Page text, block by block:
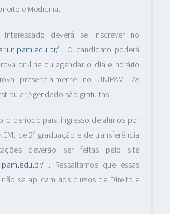
e Medicina.
deverá se inscrever no
. O candidato poderá
on-line ou agendar o dia e horário
presencialmente no UNIPAM. As
Agendado são gratuitas.
o período para ingresso de alunos por
de 2ª graduação e de transferência
deverão ser feitas pelo site
. Ressaltamos que essas
se aplicam aos cursos de Direito e